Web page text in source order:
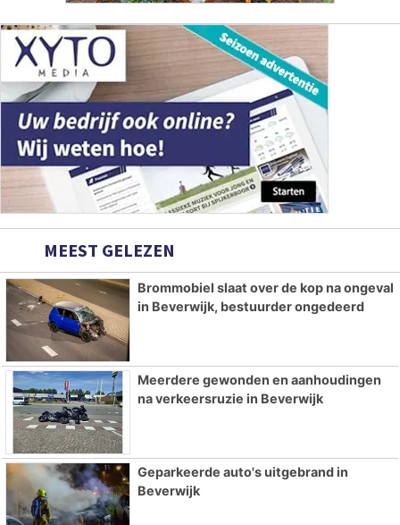
MEEST GELEZEN
Brommobiel slaat over de kop na ongeval
in Beverwijk, bestuurder ongedeerd
Meerdere gewonden en aanhoudingen
na verkeersruzie in Beverwijk
Geparkeerde auto's uitgebrand in
Beverwijk